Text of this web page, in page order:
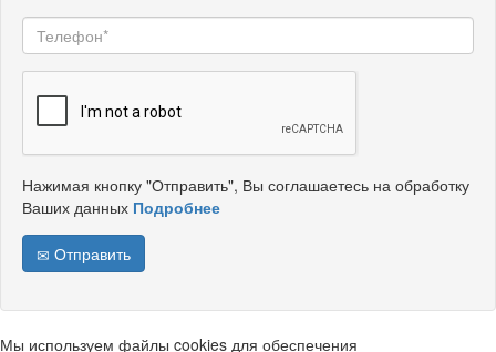
Нажимая кнопку "Отправить", Вы соглашаетесь на обработку
Ваших данных Подробнее
Отправить
Мы используем файлы cookies для обеспечения